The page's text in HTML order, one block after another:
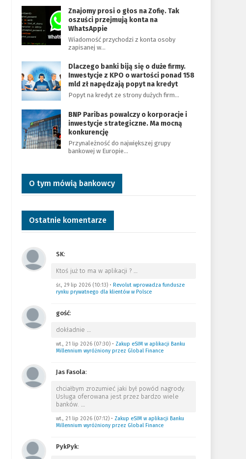
Znajomy prosi o głos na Zofię. Tak
oszuści przejmują konta na
WhatsAppie
Wiadomość przychodzi z konta osoby
zapisanej w…
Dlaczego banki biją się o duże firmy.
Inwestycje z KPO o wartości ponad 158
mld zł napędzają popyt na kredyt
Popyt na kredyt ze strony dużych firm…
BNP Paribas powalczy o korporacje i
inwestycje strategiczne. Ma mocną
konkurencję
Przynależność do największej grupy
bankowej w Europie…
O tym mówią bankowcy
Ostatnie komentarze
SK:
Ktoś już to ma w aplikacji ? …
śr., 29 lip 2026 (10:13)• Revolut wprowadza fundusze
rynku prywatnego dla klientów w Polsce
gość:
dokładnie …
wt., 21 lip 2026 (07:30)• Zakup eSIM w aplikacji Banku
Millennium wyróżniony przez Global Finance
Jas Fasola:
chciałbym zrozumieć jaki był powód nagrody.
Usługa oferowana jest przez bardzo wiele
banków. …
wt., 21 lip 2026 (07:12)• Zakup eSIM w aplikacji Banku
Millennium wyróżniony przez Global Finance
PykPyk: